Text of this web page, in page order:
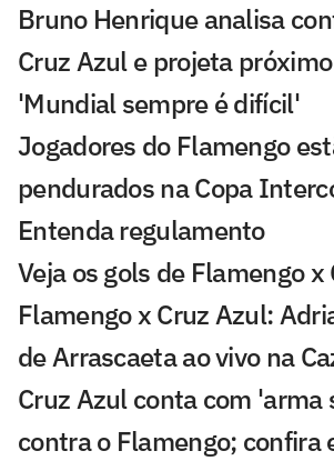
Bruno Henrique analisa
Cruz Azul e projeta
'Mundial sempre é difícil'
Jogadores do Flamengo
pendurados na Copa
Entenda regulamento
Veja os gols de Flamengo x
Flamengo x Cruz Azul:
de Arrascaeta ao vivo na
Cruz Azul conta com 'arma
contra o Flamengo; confira